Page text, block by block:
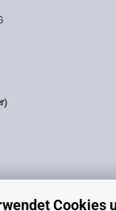
Cookies